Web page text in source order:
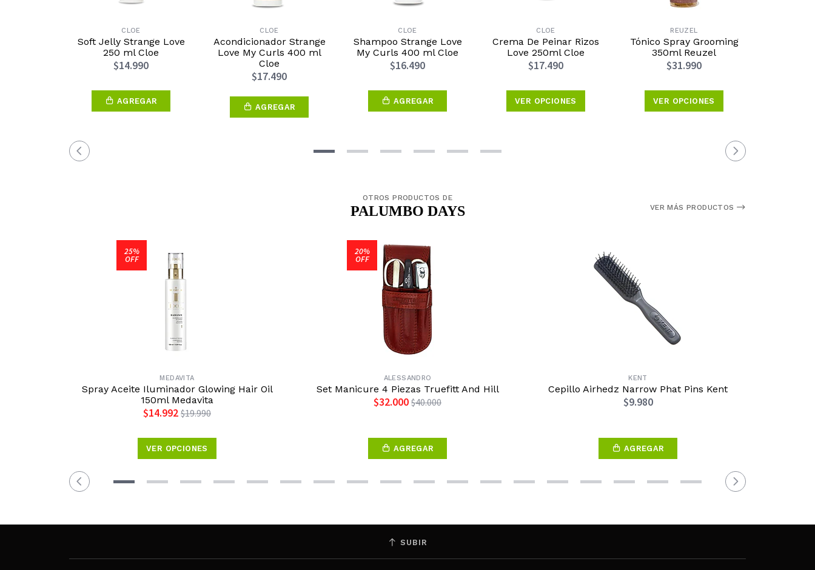
CLOE
Soft Jelly Strange Love
250 ml Cloe
$14.990
AGREGAR
CLOE
Acondicionador Strange
Love My Curls 400 ml
Cloe
$17.490
AGREGAR
CLOE
Shampoo Strange Love
My Curls 400 ml Cloe
$16.490
AGREGAR
CLOE
Crema De Peinar Rizos
Love 250ml Cloe
$17.490
VER OPCIONES
REUZEL
Tónico Spray Grooming
350ml Reuzel
$31.990
VER OPCIONES
OTROS PRODUCTOS DE
PALUMBO DAYS VER MÁS PRODUCTOS
25%
OFF
MEDAVITA
Spray Aceite Iluminador Glowing Hair Oil
150ml Medavita
$14.992 $19.990
VER OPCIONES
20%
OFF
ALESSANDRO
Set Manicure 4 Piezas Truefitt And Hill
$32.000 $40.000
AGREGAR
KENT
Cepillo Airhedz Narrow Phat Pins Kent
$9.980
AGREGAR
SUBIR